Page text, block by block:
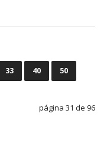
33 40
50
página 31 de 96